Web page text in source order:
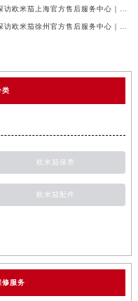
类
欧米茄保养
欧米茄配件
修服务